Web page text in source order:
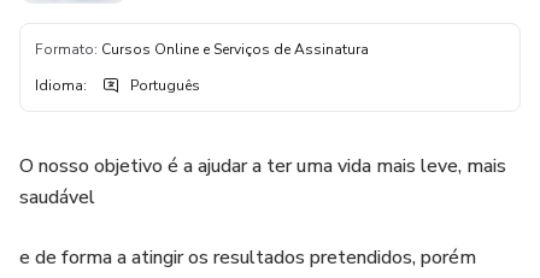
Formato: Cursos Online e Serviços de Assinatura
Idioma: Português
O nosso objetivo é a ajudar a ter uma vida mais leve, mais
saudável
e de forma a atingir os resultados pretendidos, porém